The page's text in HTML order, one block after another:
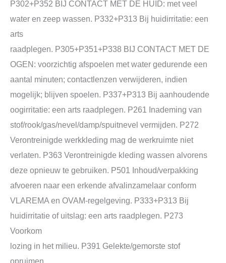
P302+P352 BIJ CONTACT MET DE HUID: met veel
water en zeep wassen. P332+P313 Bij huidirritatie: een
arts
raadplegen. P305+P351+P338 BIJ CONTACT MET DE
OGEN: voorzichtig afspoelen met water gedurende een
aantal minuten; contactlenzen verwijderen, indien
mogelijk; blijven spoelen. P337+P313 Bij aanhoudende
oogirritatie: een arts raadplegen. P261 Inademing van
stof/rook/gas/nevel/damp/spuitnevel vermijden. P272
Verontreinigde werkkleding mag de werkruimte niet
verlaten. P363 Verontreinigde kleding wassen alvorens
deze opnieuw te gebruiken. P501 Inhoud/verpakking
afvoeren naar een erkende afvalinzamelaar conform
VLAREMA en OVAM-regelgeving. P333+P313 Bij
huidirritatie of uitslag: een arts raadplegen. P273
Voorkom
lozing in het milieu. P391 Gelekte/gemorste stof
opruimen.